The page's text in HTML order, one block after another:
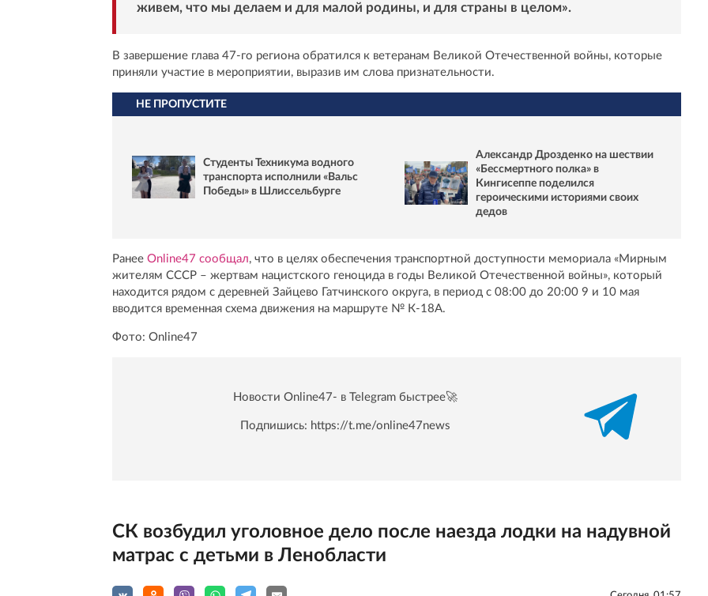
живем, что мы делаем и для малой родины, и для страны в целом».
В завершение глава 47-го региона обратился к ветеранам Великой Отечественной войны, которые
приняли участие в мероприятии, выразив им слова признательности.
НЕ ПРОПУСТИТЕ
Студенты Техникума водного
транспорта исполнили «Вальс
Победы» в Шлиссельбурге
Александр Дрозденко на шествии
«Бессмертного полка» в
Кингисеппе поделился
героическими историями своих
дедов
Ранее Online47 сообщал, что в целях обеспечения транспортной доступности мемориала «Мирным
жителям СССР – жертвам нацистского геноцида в годы Великой Отечественной войны», который
находится рядом с деревней Зайцево Гатчинского округа, в период с 08:00 до 20:00 9 и 10 мая
вводится временная схема движения на маршруте № К-18А.
Фото: Online47
Новости Online47- в Telegram быстрее🚀
Подпишись: https://t.me/online47news
СК возбудил уголовное дело после наезда лодки на надувной
матрас с детьми в Ленобласти